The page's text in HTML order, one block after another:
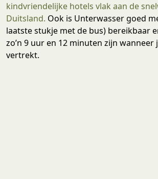
kindvriendelijke hotels vlak aan de
Duitsland. Ook is Unterwasser goed
laatste stukje met de bus) bereikbaar
zo’n 9 uur en 12 minuten zijn wanneer
vertrekt.